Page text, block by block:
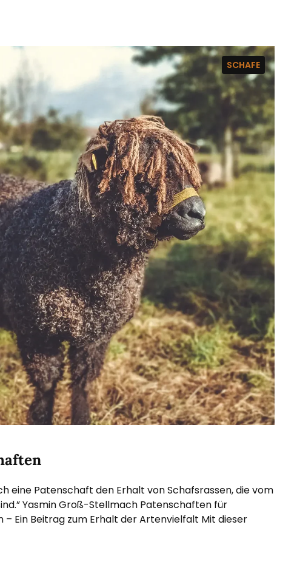
SCHAFE
eine Patenschaft den Erhalt von Schafsrassen, die vom
Yasmin Groß-Stellmach Patenschaften für
Ein Beitrag zum Erhalt der Artenvielfalt Mit dieser